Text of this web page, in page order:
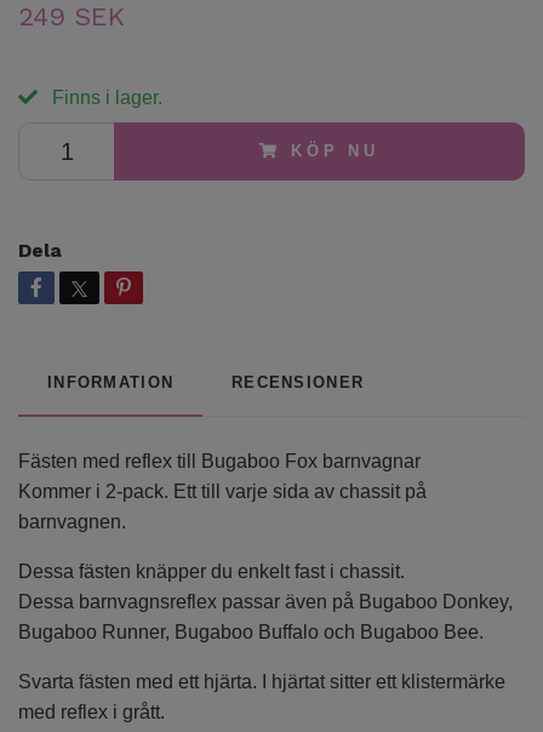
249 SEK
Finns i lager.
KÖP NU
Dela
INFORMATION RECENSIONER
Fästen med reflex till Bugaboo Fox barnvagnar
Kommer i 2-pack. Ett till varje sida av chassit på
barnvagnen.
Dessa fästen knäpper du enkelt fast i chassit.
Dessa barnvagnsreflex passar även på Bugaboo Donkey,
Bugaboo Runner, Bugaboo Buffalo och Bugaboo Bee.
Svarta fästen med ett hjärta. I hjärtat sitter ett klistermärke
med reflex i grått.